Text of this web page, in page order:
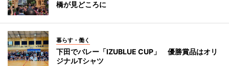
橋が見どころに
暮らす・働く
下田でバレー「IZUBLUE CUP」 優勝賞品はオリ
ジナルTシャツ